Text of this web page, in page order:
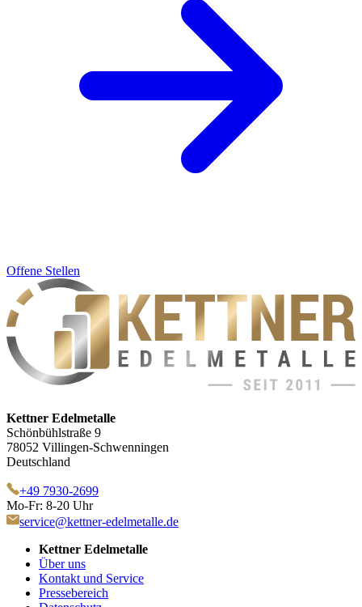
Offene Stellen
Kettner Edelmetalle
Schönbühlstraße 9
78052 Villingen-Schwenningen
Deutschland
+49 7930-2699
Mo-Fr: 8-20 Uhr
service@kettner-edelmetalle.de
Kettner Edelmetalle
Über uns
Kontakt und Service
Pressebereich